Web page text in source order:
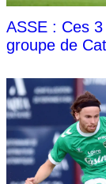
ASSE : Ces
groupe de